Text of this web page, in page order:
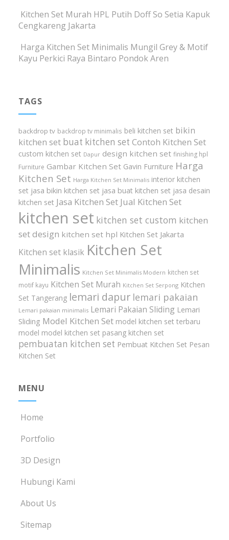
Kitchen Set Murah HPL Putih Doff So Setia Kapuk
Cengkareng Jakarta
Harga Kitchen Set Minimalis Mungil Grey & Motif
Kayu Perkici Raya Bintaro Pondok Aren
TAGS
backdrop tv backdrop tv minimalis beli kitchen set bikin
kitchen set buat kitchen set Contoh Kitchen Set
custom kitchen set Dapur design kitchen set finishing hpl
Furniture Gambar Kitchen Set Gavin Furniture Harga
Kitchen Set Harga Kitchen Set Minimalis interior kitchen
set jasa bikin kitchen set jasa buat kitchen set jasa desain
kitchen set Jasa Kitchen Set Jual Kitchen Set
kitchen set kitchen set custom kitchen
set design kitchen set hpl Kitchen Set Jakarta
Kitchen set klasik Kitchen Set
Minimalis Kitchen Set Minimalis Modern kitchen set
motif kayu Kitchen Set Murah Kitchen Set Serpong Kitchen
Set Tangerang lemari dapur lemari pakaian
Lemari pakaian minimalis Lemari Pakaian Sliding Lemari
Sliding Model Kitchen Set model kitchen set terbaru
model model kitchen set pasang kitchen set
pembuatan kitchen set Pembuat Kitchen Set Pesan
Kitchen Set
MENU
Home
Portfolio
3D Design
Hubungi Kami
About Us
Sitemap